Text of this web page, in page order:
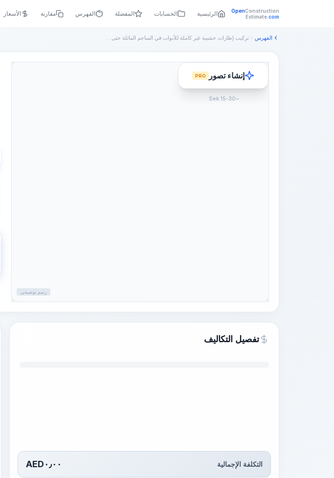
OpenConstruction
Estimate.com الرئيسية الحسابات المفضلة الفهرس مقارنة الأسعار
الفهرس تركيب إطارات خشبية غير كاملة للأبواب في المناجم المائلة حتى ...
رسم توضيحي
إنشاء تصور PRO
~15-30 Sek.
تفصيل التكاليف
التكلفة الإجمالية AED٠٫٠٠